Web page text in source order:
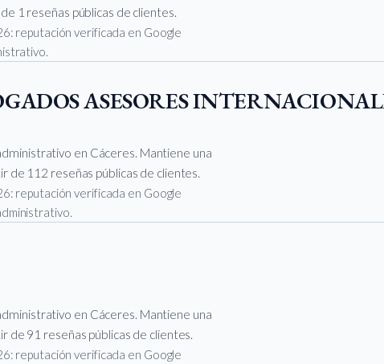
1 reseñas públicas de clientes.
reputación verificada en Google
ASESORES
en Cáceres. Mantiene una
de 112 reseñas públicas de clientes.
reputación verificada en Google
en Cáceres. Mantiene una
de 91 reseñas públicas de clientes.
reputación verificada en Google